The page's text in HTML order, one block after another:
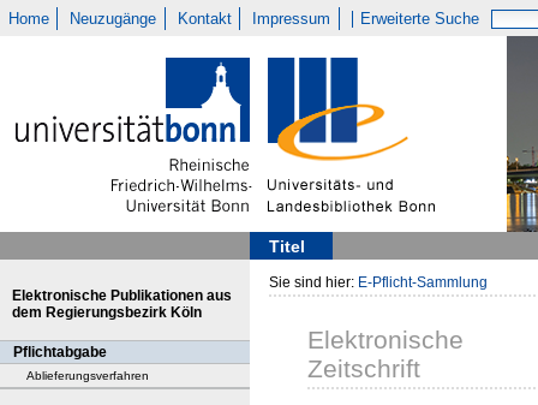
Home Neuzugänge Kontakt Impressum Erweiterte Suche
Titel
Elektronische Publikationen aus
dem Regierungsbezirk Köln
Pflichtabgabe
Ablieferungsverfahren
Sie sind hier: E-Pflicht-Sammlung
Elektronische
Zeitschrift